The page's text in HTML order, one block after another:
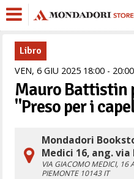
Libro
VEN,6 GIU 2025 1800 - 2000
Mauro Battistin
"Preso per i
Mondadori
Medici 16, ang. via
VIA GIACOMO MEDICI, 16
PIEMONTE 10143 IT